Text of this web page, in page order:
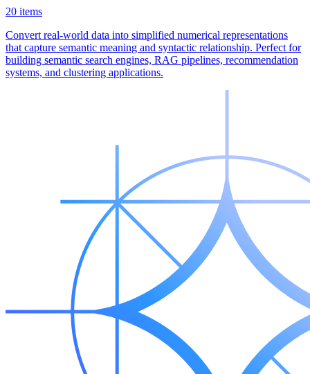
20 items
Convert real-world data into simplified numerical representations
that capture semantic meaning and syntactic relationship. Perfect for
building semantic search engines, RAG pipelines, recommendation
systems, and clustering applications.